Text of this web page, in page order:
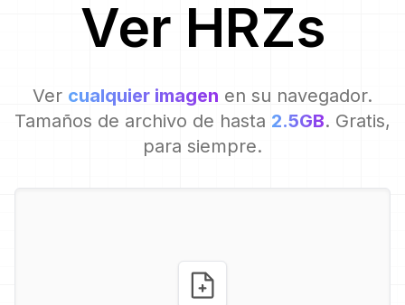
Ver HRZs
Ver cualquier imagen en su navegador.
Tamaños de archivo de hasta 2.5GB. Gratis,
para siempre.